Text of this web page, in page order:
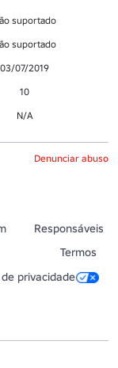
suportado
suportado
03/07/2019
10
N/A
Denunciar abuso
Responsáveis
Termos
privacidade